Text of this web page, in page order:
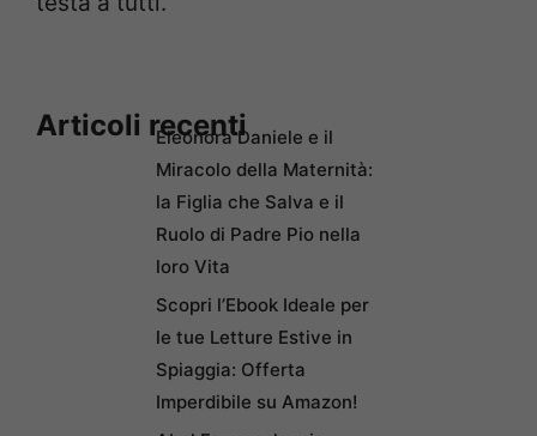
Articoli recentiEleonora Daniele e il
Miracolo della Maternità:
la Figlia che Salva e il
Ruolo di Padre Pio nella
loro Vita
Scopri l’Ebook Ideale per
le tue Letture Estive in
Spiaggia: Offerta
Imperdibile su Amazon!